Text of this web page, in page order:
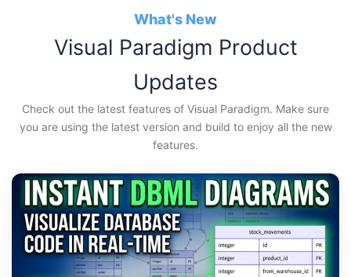
What's New
Visual Paradigm Product
Updates
Check out the latest features of Visual Paradigm. Make sure
you are using the latest version and build to enjoy all the new
features.